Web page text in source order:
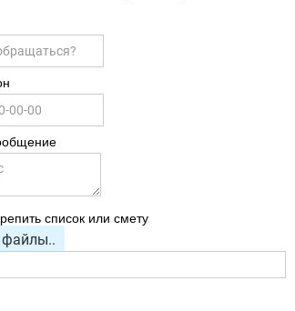
список или смету
файлы..